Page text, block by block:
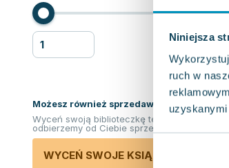
Niniejsza
ruch w
Możesz również sprzedawać ksiązki!
Wyceń swoją biblioteczkę teraz. Odkupimy i
odbierzemy od Ciebie sprzedane książki.
WYCEŃ SWOJE KSIĄŻKI